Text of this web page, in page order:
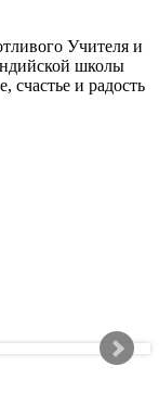
Учителя и
школы
счастье и радость